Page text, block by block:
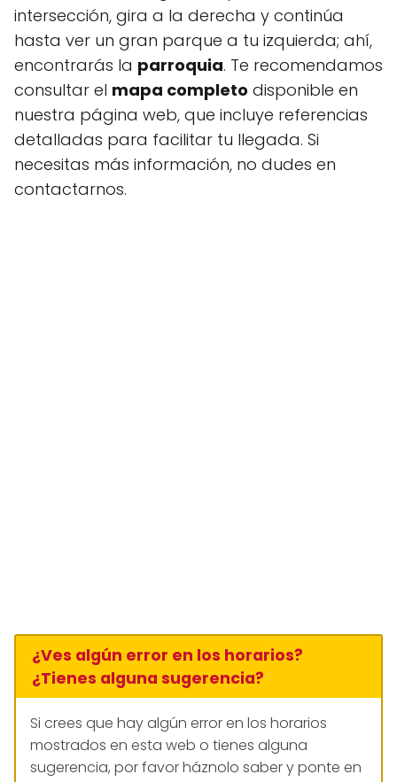
intersección, gira a la derecha y continúa
hasta ver un gran parque a tu izquierda; ahí,
encontrarás la parroquia. Te recomendamos
consultar el mapa completo disponible en
nuestra página web, que incluye referencias
detalladas para facilitar tu llegada. Si
necesitas más información, no dudes en
contactarnos.
¿Ves algún error en los horarios?
¿Tienes alguna sugerencia?
Si crees que hay algún error en los horarios
mostrados en esta web o tienes alguna
sugerencia, por favor háznolo saber y ponte en